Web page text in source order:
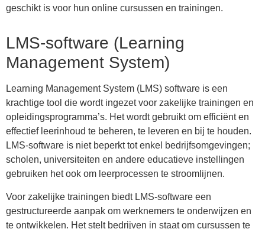
geschikt is voor hun online cursussen en trainingen.
LMS-software (Learning
Management System)
Learning Management System (LMS) software is een
krachtige tool die wordt ingezet voor zakelijke trainingen en
opleidingsprogramma’s. Het wordt gebruikt om efficiënt en
effectief leerinhoud te beheren, te leveren en bij te houden.
LMS-software is niet beperkt tot enkel bedrijfsomgevingen;
scholen, universiteiten en andere educatieve instellingen
gebruiken het ook om leerprocessen te stroomlijnen.
Voor zakelijke trainingen biedt LMS-software een
gestructureerde aanpak om werknemers te onderwijzen en
te ontwikkelen. Het stelt bedrijven in staat om cursussen te